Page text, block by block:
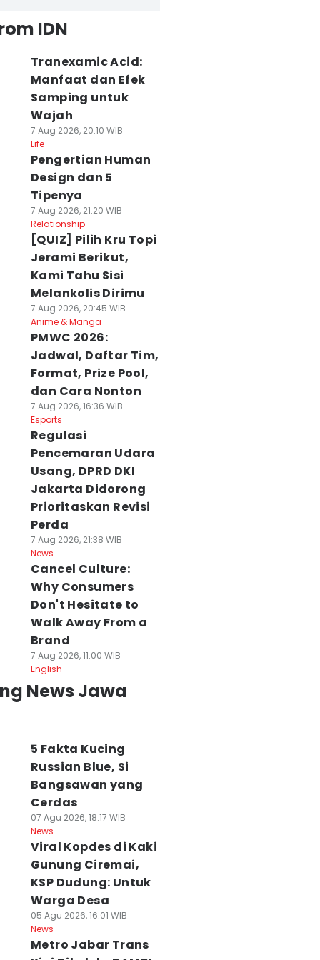
IDN
Tranexamic Acid:
Manfaat dan Efek
Samping untuk
Wajah
7 Aug 2026, 20:10 WIB
Life
Pengertian Human
Design dan 5
Tipenya
7 Aug 2026, 21:20 WIB
Relationship
[QUIZ] Pilih Kru Topi
Jerami Berikut,
Kami Tahu Sisi
Melankolis Dirimu
7 Aug 2026, 20:45 WIB
Anime & Manga
PMWC 2026:
Jadwal, Daftar Tim,
Format, Prize Pool,
dan Cara Nonton
7 Aug 2026, 16:36 WIB
Esports
Regulasi
Pencemaran Udara
Usang, DPRD DKI
Jakarta Didorong
Prioritaskan Revisi
Perda
7 Aug 2026, 21:38 WIB
News
Cancel Culture:
Why Consumers
Don't Hesitate to
Walk Away From a
Brand
7 Aug 2026, 11:00 WIB
English
News Jawa
5 Fakta Kucing
Russian Blue, Si
Bangsawan yang
Cerdas
07 Agu 2026, 18:17 WIB
News
Viral Kopdes di Kaki
Gunung Ciremai,
KSP Dudung: Untuk
Warga Desa
05 Agu 2026, 16:01 WIB
News
Metro Jabar Trans